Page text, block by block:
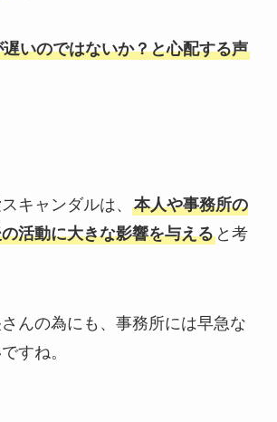
いのではないか？と心配する声
キャンダルは、 本人や事務所の
活動に大きな影響を与えると考
んの為にも、事務所には早急な
すね。